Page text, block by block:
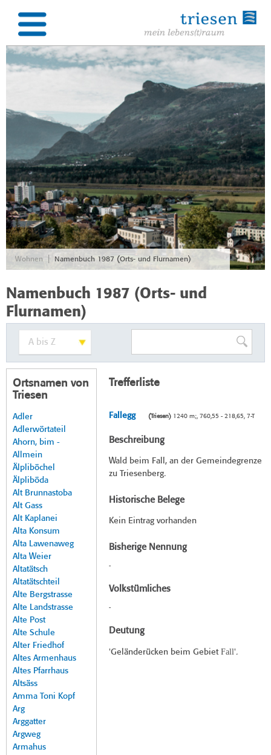
Wohnen Namenbuch 1987 (Orts- und Flurnamen)
Namenbuch 1987 (Orts- und
Flurnamen)
Ortsnamen von
Triesen
Adler
Adlerwörtateil
Ahorn, bim -
Allmein
Älpliböchel
Älpliböda
Alt Brunnastoba
Alt Gass
Alt Kaplanei
Alta Konsum
Alta Lawenaweg
Alta Weier
Altatätsch
Altatätschteil
Alte Bergstrasse
Alte Landstrasse
Alte Post
Alte Schule
Alter Friedhof
Altes Armenhaus
Altes Pfarrhaus
Altsäss
Amma Toni Kopf
Arg
Arggatter
Argweg
Armahus
Trefferliste
Fallegg (Triesen)1240 m;, 760,55 - 218,65, 7-T
Beschreibung
Wald beim Fall, an der Gemeindegrenze
zu Triesenberg.
Historische Belege
Kein Eintrag vorhanden
Bisherige Nennung
-
Volkstümliches
-
Deutung
'Geländerücken beim Gebiet Fall'.